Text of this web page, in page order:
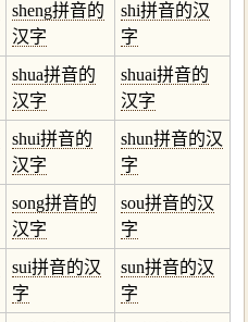
sheng拼音的
汉字
shi拼音的汉
字
shua拼音的
汉字
shuai拼音的
汉字
shui拼音的
汉字
shun拼音的汉
字
song拼音的
汉字
sou拼音的汉
字
sui拼音的汉
字
sun拼音的汉
字